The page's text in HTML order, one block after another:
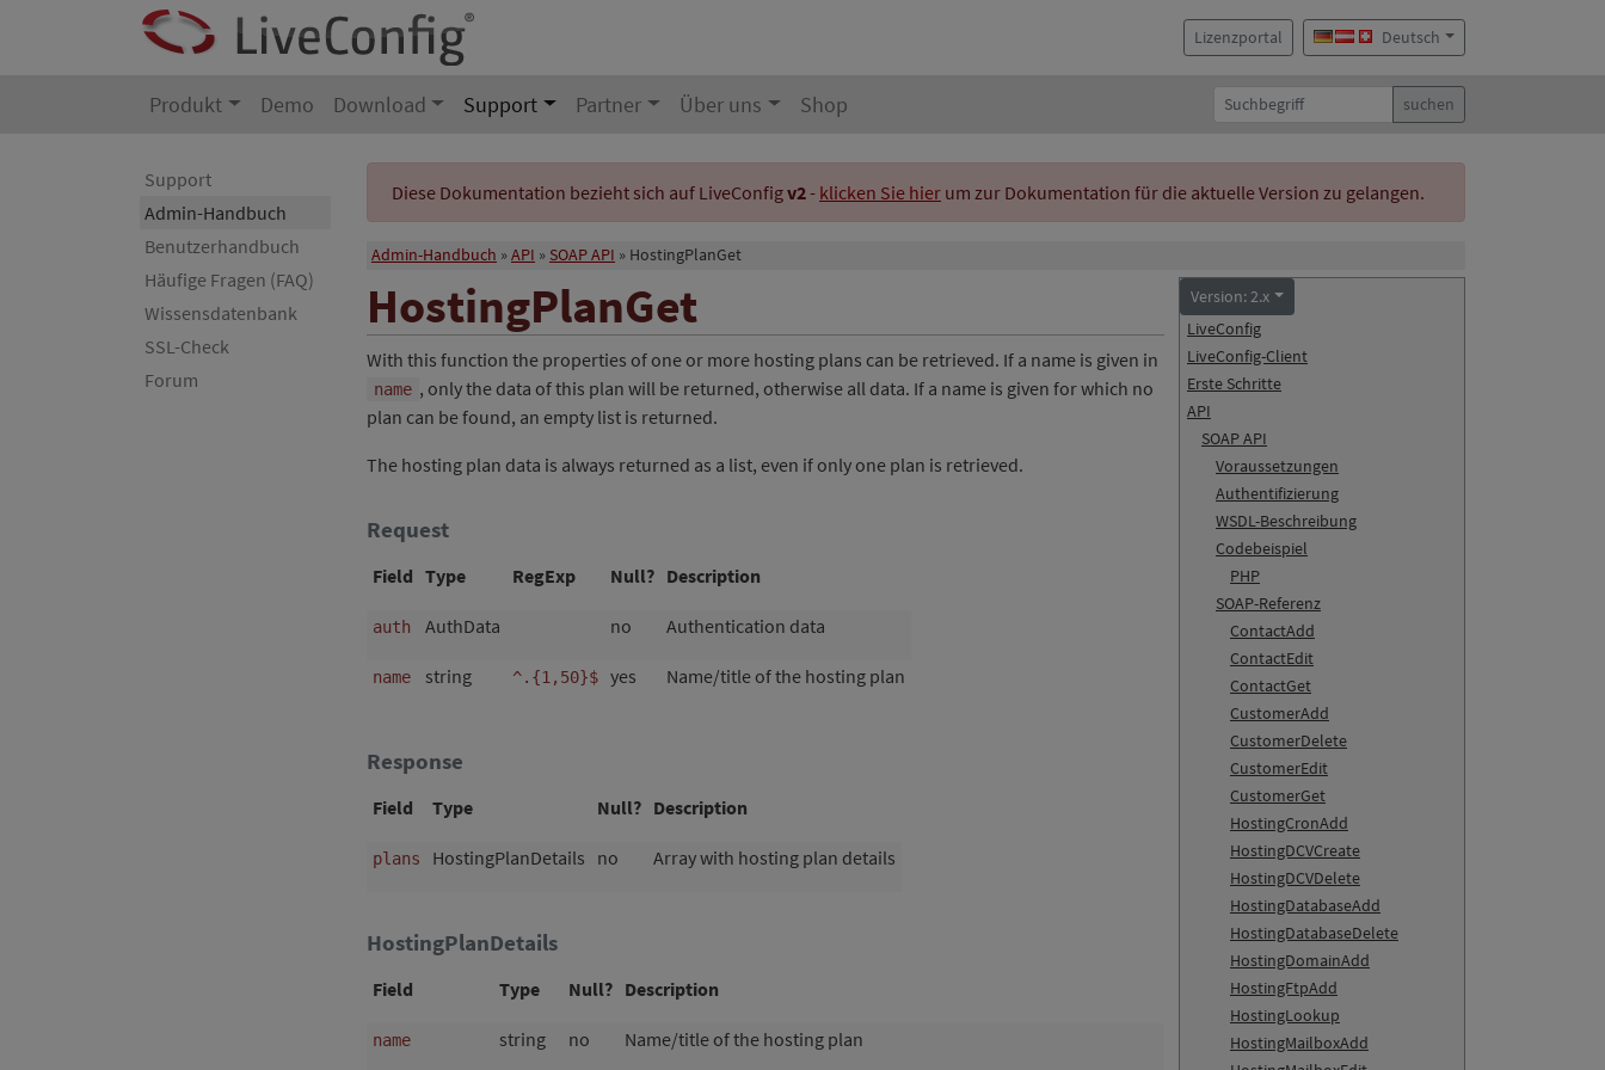
Lizenzportal Deutsch
Produkt Demo Download Support Partner Über uns Shop suchen
Support
Admin-Handbuch
Benutzerhandbuch
Häufige Fragen (FAQ)
Wissensdatenbank
SSL-Check
Forum
Diese Dokumentation bezieht sich auf LiveConfigv2- klicken Sie hier um zur Dokumentation für die aktuelle Version zu gelangen.
Admin-Handbuch API SOAP API HostingPlanGet
Version: 2.x
LiveConfig
LiveConfig-Client
Erste Schritte
API
SOAP API
Voraussetzungen
Authentifizierung
WSDL-Beschreibung
Codebeispiel
PHP
SOAP-Referenz
ContactAdd
ContactEdit
ContactGet
CustomerAdd
CustomerDelete
CustomerEdit
CustomerGet
HostingCronAdd
HostingDCVCreate
HostingDCVDelete
HostingDatabaseAdd
HostingDatabaseDelete
HostingDomainAdd
HostingFtpAdd
HostingLookup
HostingMailboxAdd
HostingPlanGet
With this function the properties of one or more hosting plans can be retrieved. If a name is given in
name , only the data of this plan will be returned, otherwise all data. If a name is given for which no
plan can be found, an empty list is returned.
The hosting plan data is always returned as a list, even if only one plan is retrieved.
Request
Field Type RegExp Null? Description
auth AuthData no Authentication data
name string ^.{1,50}$ yes Name/title of the hosting plan
Response
Field Type Null? Description
plans HostingPlanDetails no Array with hosting plan details
HostingPlanDetails
Field Type Null? Description
name string no Name/title of the hosting plan